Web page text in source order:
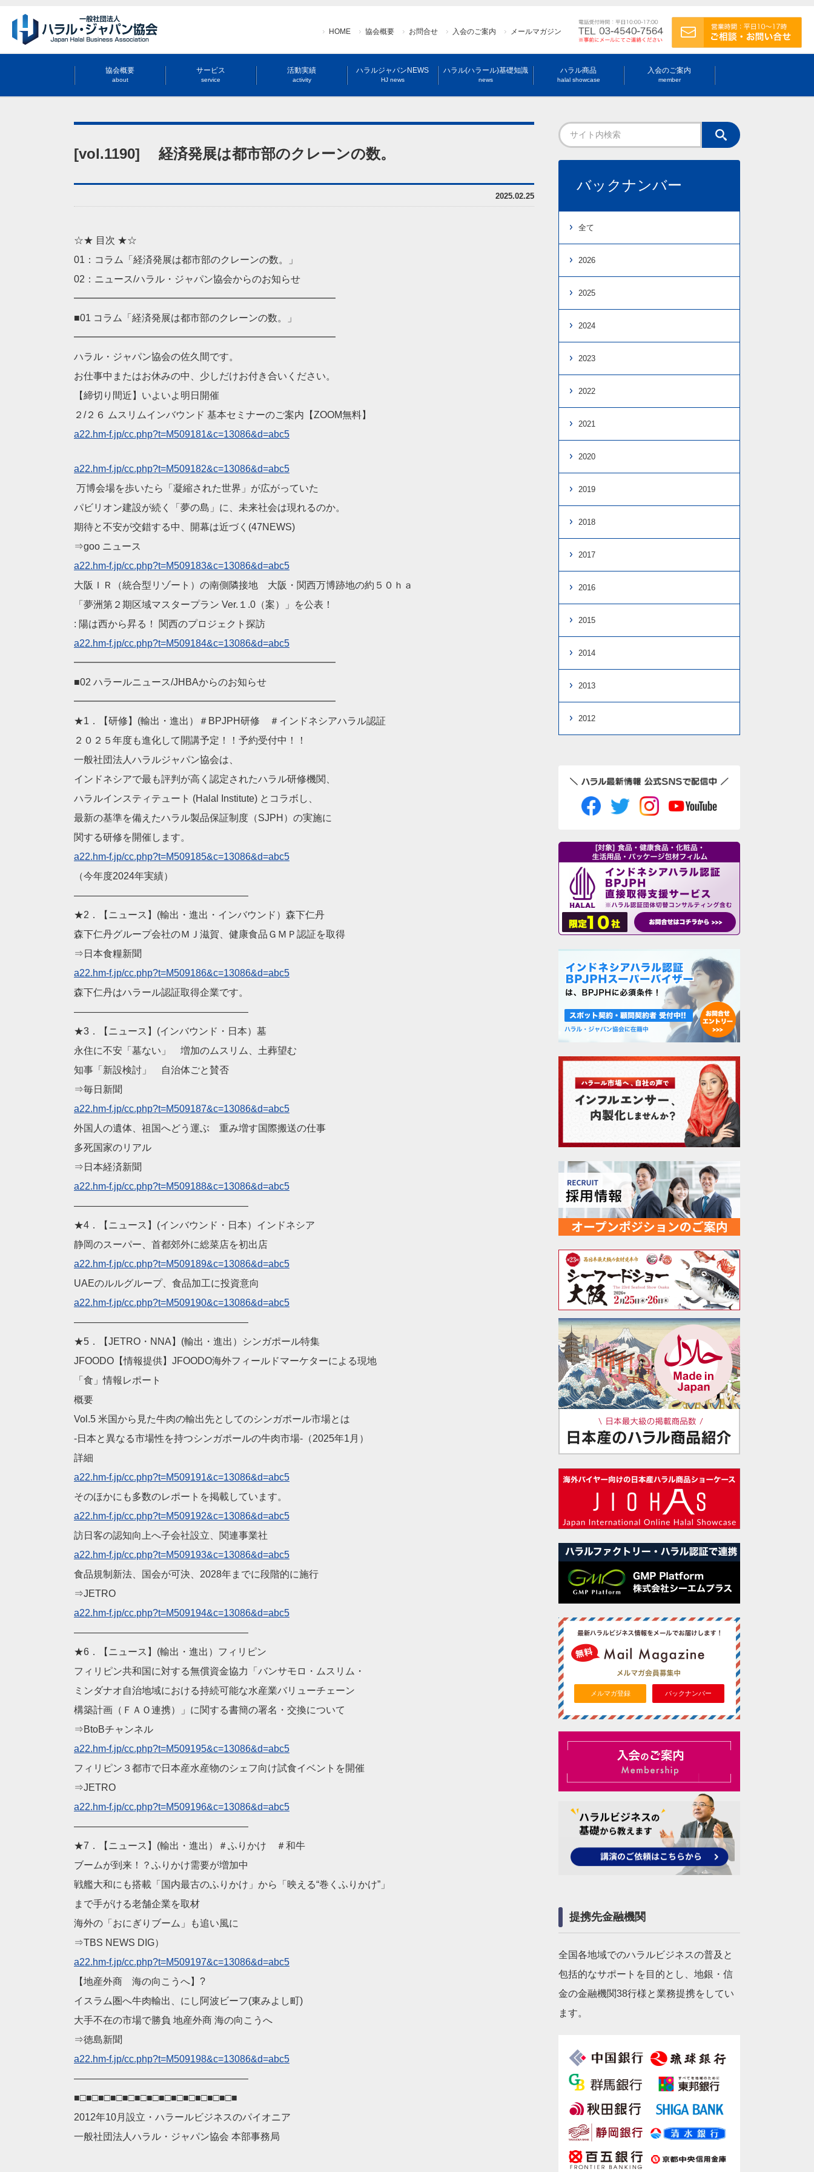
HOME 協会概要 お問合せ 入会のご案内 メールマガジン
協会概要
about
サービス
service
活動実績
activity
ハラルジャパンNEWS
HJ news
ハラル(ハラール)基礎知識
news
ハラル商品
halal showcase
入会のご案内
member
[vol.1190] 経済発展は都市部のクレーンの数。
2025.02.25
☆★ 目次 ★☆
01：コラム「経済発展は都市部のクレーンの数。」
02：ニュース/ハラル・ジャパン協会からのお知らせ
━━━━━━━━━━━━━━━━━━━━━━━━━━━
■01 コラム「経済発展は都市部のクレーンの数。」
━━━━━━━━━━━━━━━━━━━━━━━━━━━
ハラル・ジャパン協会の佐久間です。
お仕事中またはお休みの中、少しだけお付き合いください。
【締切り間近】いよいよ明日開催
２/２６ ムスリムインバウンド 基本セミナーのご案内【ZOOM無料】
a22.hm-f.jp/cc.php?t=M509181&c=13086&d=abc5
a22.hm-f.jp/cc.php?t=M509182&c=13086&d=abc5
万博会場を歩いたら「凝縮された世界」が広がっていた
パビリオン建設が続く「夢の島」に、未来社会は現れるのか。
期待と不安が交錯する中、開幕は近づく(47NEWS)
⇒goo ニュース
a22.hm-f.jp/cc.php?t=M509183&c=13086&d=abc5
大阪ＩＲ（統合型リゾート）の南側隣接地 大阪・関西万博跡地の約５０ｈａ
「夢洲第２期区域マスタープラン Ver.１.0（案）」を公表！
: 陽は西から昇る！ 関西のプロジェクト探訪
a22.hm-f.jp/cc.php?t=M509184&c=13086&d=abc5
━━━━━━━━━━━━━━━━━━━━━━━━━━━
■02 ハラールニュース/JHBAからのお知らせ
━━━━━━━━━━━━━━━━━━━━━━━━━━━
★1．【研修】(輸出・進出）＃BPJPH研修 ＃インドネシアハラル認証
２０２５年度も進化して開講予定！！予約受付中！！
一般社団法人ハラルジャパン協会は、
インドネシアで最も評判が高く認定されたハラル研修機関、
ハラルインスティテュート (Halal Institute) とコラボし、
最新の基準を備えたハラル製品保証制度（SJPH）の実施に
関する研修を開催します。
a22.hm-f.jp/cc.php?t=M509185&c=13086&d=abc5
（今年度2024年実績）
——————————————————
★2．【ニュース】(輸出・進出・インバウンド）森下仁丹
森下仁丹グループ会社のＭＪ滋賀、健康食品ＧＭＰ認証を取得
⇒日本食糧新聞
a22.hm-f.jp/cc.php?t=M509186&c=13086&d=abc5
森下仁丹はハラール認証取得企業です。
——————————————————
★3．【ニュース】(インバウンド・日本）墓
永住に不安「墓ない」 増加のムスリム、土葬望む
知事「新設検討」 自治体ごと賛否
⇒毎日新聞
a22.hm-f.jp/cc.php?t=M509187&c=13086&d=abc5
外国人の遺体、祖国へどう運ぶ 重み増す国際搬送の仕事
多死国家のリアル
⇒日本経済新聞
a22.hm-f.jp/cc.php?t=M509188&c=13086&d=abc5
——————————————————
★4．【ニュース】(インバウンド・日本）インドネシア
静岡のスーパー、首都郊外に総菜店を初出店
a22.hm-f.jp/cc.php?t=M509189&c=13086&d=abc5
UAEのルルグループ、食品加工に投資意向
a22.hm-f.jp/cc.php?t=M509190&c=13086&d=abc5
——————————————————
★5．【JETRO・NNA】(輸出・進出）シンガポール特集
JFOODO【情報提供】JFOODO海外フィールドマーケターによる現地
「食」情報レポート
概要
Vol.5 米国から見た牛肉の輸出先としてのシンガポール市場とは
-日本と異なる市場性を持つシンガポールの牛肉市場-（2025年1月）
詳細
a22.hm-f.jp/cc.php?t=M509191&c=13086&d=abc5
そのほかにも多数のレポートを掲載しています。
a22.hm-f.jp/cc.php?t=M509192&c=13086&d=abc5
訪日客の認知向上へ子会社設立、関連事業社
a22.hm-f.jp/cc.php?t=M509193&c=13086&d=abc5
食品規制新法、国会が可決、2028年までに段階的に施行
⇒JETRO
a22.hm-f.jp/cc.php?t=M509194&c=13086&d=abc5
——————————————————
★6．【ニュース】(輸出・進出）フィリピン
フィリピン共和国に対する無償資金協力「バンサモロ・ムスリム・
ミンダナオ自治地域における持続可能な水産業バリューチェーン
構築計画（ＦＡＯ連携）」に関する書簡の署名・交換について
⇒BtoBチャンネル
a22.hm-f.jp/cc.php?t=M509195&c=13086&d=abc5
フィリピン３都市で日本産水産物のシェフ向け試食イベントを開催
⇒JETRO
a22.hm-f.jp/cc.php?t=M509196&c=13086&d=abc5
——————————————————
★7．【ニュース】(輸出・進出）＃ふりかけ ＃和牛
ブームが到来！？ふりかけ需要が増加中
戦艦大和にも搭載「国内最古のふりかけ」から「映える“巻くふり かけ”」
まで手がける老舗企業を取材
海外の「おにぎりブーム」も追い風に
⇒TBS NEWS DIG）
a22.hm-f.jp/cc.php?t=M509197&c=13086&d=abc5
【地産外商 海の向こうへ】?
イスラム圏へ牛肉輸出、にし阿波ビーフ(東みよし町)
大手不在の市場で勝負 地産外商 海の向こうへ
⇒徳島新聞
a22.hm-f.jp/cc.php?t=M509198&c=13086&d=abc5
——————————————————
■□■□■□■□■□■□■□■□■□■□■□■□■□■
2012年10月設立・ハラールビジネスのパイオニア
一般社団法人ハラル・ジャパン協会 本部事務局
バックナンバー
全て
2026
2025
2024
2023
2022
2021
2020
2019
2018
2017
2016
2015
2014
2013
2012
メルマガ登録 バックナンバー
提携先金融機関
全国各地域でのハラルビジネスの普及と
包括的なサポートを目的とし、地銀・信
金の金融機関38行様と業務提携をしてい
ます。